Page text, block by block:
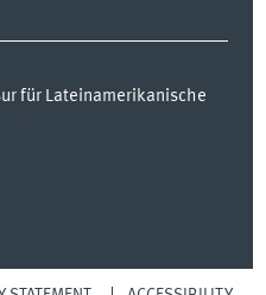
für Lateinamerikanische